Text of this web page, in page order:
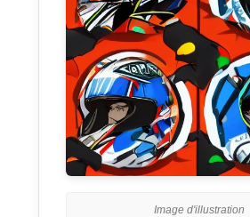
Image d'illustration